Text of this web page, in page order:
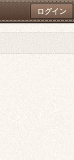
ログイン